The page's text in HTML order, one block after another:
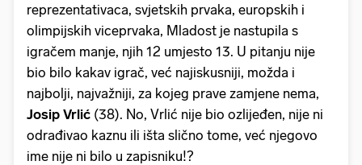
reprezentativaca, svjetskih prvaka, europskih i
olimpijskih viceprvaka, Mladost je nastupila s
igračem manje, njih 12 umjesto 13. U pitanju nije
bio bilo kakav igrač, već najiskusniji, možda i
najbolji, najvažniji, za kojeg prave zamjene nema,
Josip Vrlić (38). No, Vrlić nije bio ozlijeđen, nije ni
odrađivao kaznu ili išta slično tome, već njegovo
ime nije ni bilo u zapisniku!?